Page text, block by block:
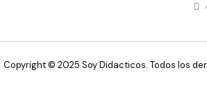
Copyright © 2025 Soy Didacticos. Todos los